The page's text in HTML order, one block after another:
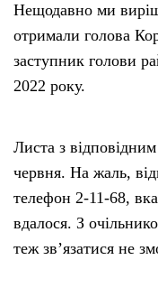
Нещодавно ми
отримали голова
заступник голови
2022 року.
Листа з
червня. На жаль,
телефон 2-11-68,
вдалося. З
теж зв’язатися не